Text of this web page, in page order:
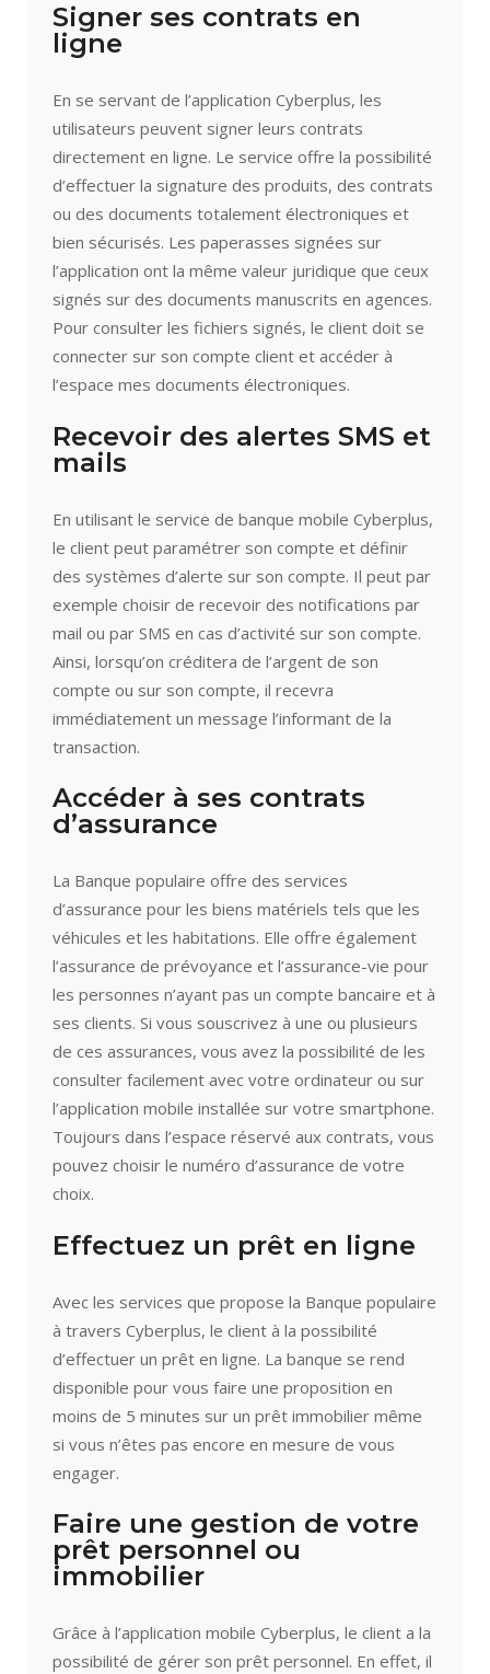
Signer ses contrats en
ligne
En se servant de l’application Cyberplus, les
utilisateurs peuvent signer leurs contrats
directement en ligne. Le service offre la possibilité
d’effectuer la signature des produits, des contrats
ou des documents totalement électroniques et
bien sécurisés. Les paperasses signées sur
l’application ont la même valeur juridique que ceux
signés sur des documents manuscrits en agences.
Pour consulter les fichiers signés, le client doit se
connecter sur son compte client et accéder à
l’espace mes documents électroniques.
Recevoir des alertes SMS et
mails
En utilisant le service de banque mobile Cyberplus,
le client peut paramétrer son compte et définir
des systèmes d’alerte sur son compte. Il peut par
exemple choisir de recevoir des notifications par
mail ou par SMS en cas d’activité sur son compte.
Ainsi, lorsqu’on créditera de l’argent de son
compte ou sur son compte, il recevra
immédiatement un message l’informant de la
transaction.
Accéder à ses contrats
d’assurance
La Banque populaire offre des services
d’assurance pour les biens matériels tels que les
véhicules et les habitations. Elle offre également
l’assurance de prévoyance et l’assurance-vie pour
les personnes n’ayant pas un compte bancaire et à
ses clients. Si vous souscrivez à une ou plusieurs
de ces assurances, vous avez la possibilité de les
consulter facilement avec votre ordinateur ou sur
l’application mobile installée sur votre smartphone.
Toujours dans l’espace réservé aux contrats, vous
pouvez choisir le numéro d’assurance de votre
choix.
Effectuez un prêt en ligne
Avec les services que propose la Banque populaire
à travers Cyberplus, le client à la possibilité
d’effectuer un prêt en ligne. La banque se rend
disponible pour vous faire une proposition en
moins de 5 minutes sur un prêt immobilier même
si vous n’êtes pas encore en mesure de vous
engager.
Faire une gestion de votre
prêt personnel ou
immobilier
Grâce à l’application mobile Cyberplus, le client a la
possibilité de gérer son prêt personnel. En effet, il